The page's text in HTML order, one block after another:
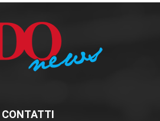
CONTATTI